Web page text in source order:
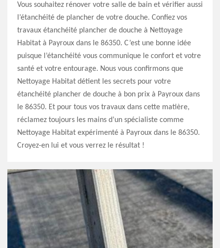
Vous souhaitez rénover votre salle de bain et vérifier aussi
l’étanchéité de plancher de votre douche. Confiez vos
travaux étanchéité plancher de douche à Nettoyage
Habitat à Payroux dans le 86350. C’est une bonne idée
puisque l’étanchéité vous communique le confort et votre
santé et votre entourage. Nous vous confirmons que
Nettoyage Habitat détient les secrets pour votre
étanchéité plancher de douche à bon prix à Payroux dans
le 86350. Et pour tous vos travaux dans cette matière,
réclamez toujours les mains d’un spécialiste comme
Nettoyage Habitat expérimenté à Payroux dans le 86350.
Croyez-en lui et vous verrez le résultat !